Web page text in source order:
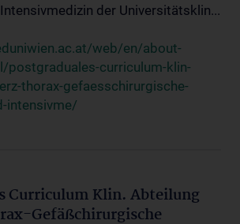
der Universitätsklin...
web/en/about-
postgraduales-curriculum-klin-
thorax-gefaesschirurgische-
intensivme/
Curriculum Klin. Abteilung
Gefäßchirurgische